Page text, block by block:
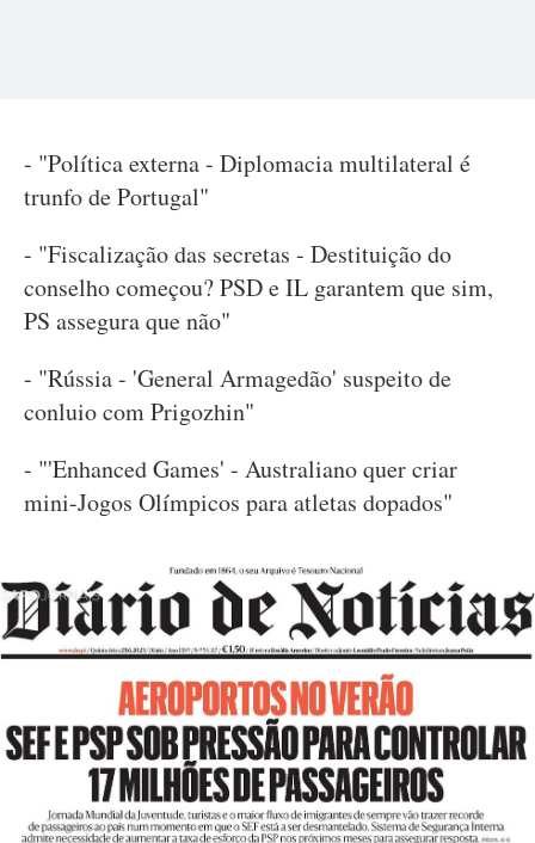
- "Política externa - Diplomacia multilateral é
trunfo de Portugal"
- "Fiscalização das secretas - Destituição do
conselho começou? PSD e IL garantem que sim,
PS assegura que não"
- "Rússia - 'General Armagedão' suspeito de
conluio com Prigozhin"
- "'Enhanced Games' - Australiano quer criar
mini-Jogos Olímpicos para atletas dopados"